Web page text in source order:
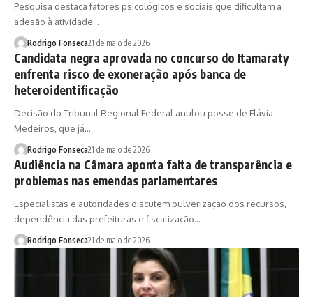
Pesquisa destaca fatores psicológicos e sociais que dificultam a
adesão à atividade…
Rodrigo Fonseca21 de maio de 2026
Candidata negra aprovada no concurso do Itamaraty
enfrenta risco de exoneração após banca de
heteroidentificação
Decisão do Tribunal Regional Federal anulou posse de Flávia
Medeiros, que já…
Rodrigo Fonseca21 de maio de 2026
Audiência na Câmara aponta falta de transparência e
problemas nas emendas parlamentares
Especialistas e autoridades discutem pulverização dos recursos,
dependência das prefeituras e fiscalização…
Rodrigo Fonseca21 de maio de 2026